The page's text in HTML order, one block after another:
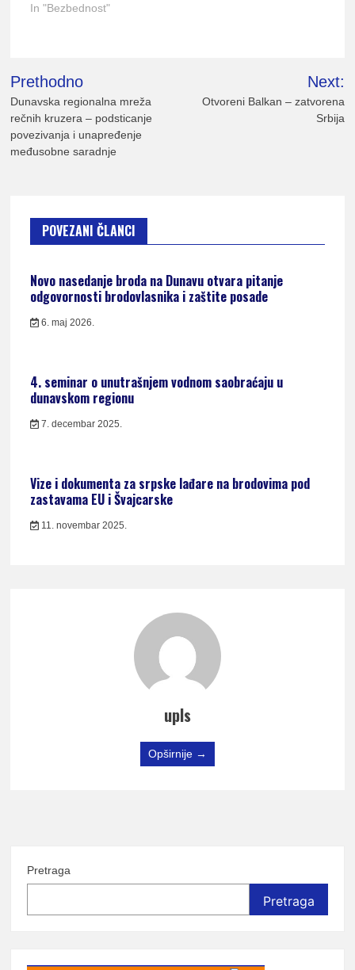
In "Bezbednost"
Kretanje
članka
Prethodno
Dunavska regionalna mreža
rečnih kruzera – podsticanje
povezivanja i unapređenje
međusobne saradnje
Next:
Otvoreni Balkan – zatvorena
Srbija
POVEZANI ČLANCI
Novo nasedanje broda na Dunavu otvara pitanje
odgovornosti brodovlasnika i zaštite posade
6. maj 2026.
4. seminar o unutrašnjem vodnom saobraćaju u
dunavskom regionu
7. decembar 2025.
Vize i dokumenta za srpske lađare na brodovima pod
zastavama EU i Švajcarske
11. novembar 2025.
upls
Opširnije →
Pretraga
Pretraga